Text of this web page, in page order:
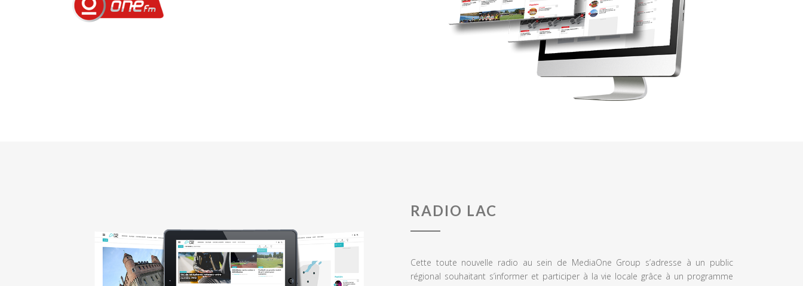
RADIO LAC
Cette toute nouvelle radio au sein de MediaOne Group s’adresse à un public
régional souhaitant s’informer et participer à la vie locale grâce à un programme